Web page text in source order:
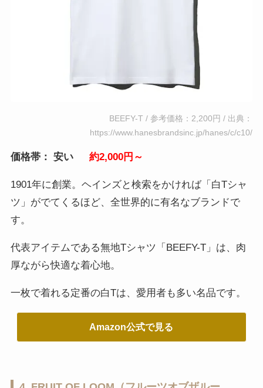
BEEFY-T / 参考価格：2,200円 / 出典：
https://www.hanesbrandsinc.jp/hanes/c/c10/
価格帯： 安い 約2,000円～
1901年に創業。ヘインズと検索をかければ「白Tシャ
ツ」がでてくるほど、全世界的に有名なブランドで
す。
代表アイテムである無地Tシャツ「BEEFY-T」は、肉
厚ながら快適な着心地。
一枚で着れる定番の白Tは、愛用者も多い名品です。
Amazon公式で見る